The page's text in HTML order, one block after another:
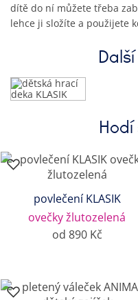
dítě do ní můžete třeba
lehce ji složíte a použijete
povlečení KLASIK
ovečky žlutozelená
od 890 Kč